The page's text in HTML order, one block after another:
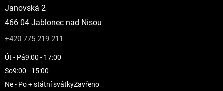
Janovská 2
466 04 Jablonec nad Nisou
+420 775 219 211
Út - Pá9:00 - 17:00
So9:00 - 15:00
Ne - Po + státní svátkyZavřeno